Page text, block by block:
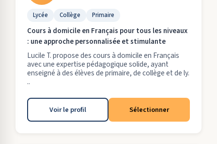
Lycée Collège Primaire
Cours à domicile en Français pour tous les niveaux
: une approche personnalisée et stimulante
Lucile T. propose des cours à domicile en Français
avec une expertise pédagogique solide, ayant
enseigné à des élèves de primaire, de collège et de ly.
..
Voir le profil Sélectionner